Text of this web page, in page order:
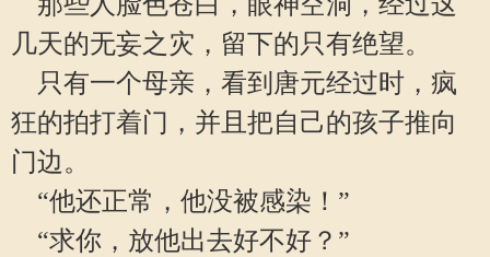
几天的无妄之灾，留下的只有绝望。
只有一个母亲，看到唐元经过时，疯
狂的拍打着门，并且把自己的孩子推向
门边。
“他还正常，他没被感染！”
“求你，放他出去好不好？”